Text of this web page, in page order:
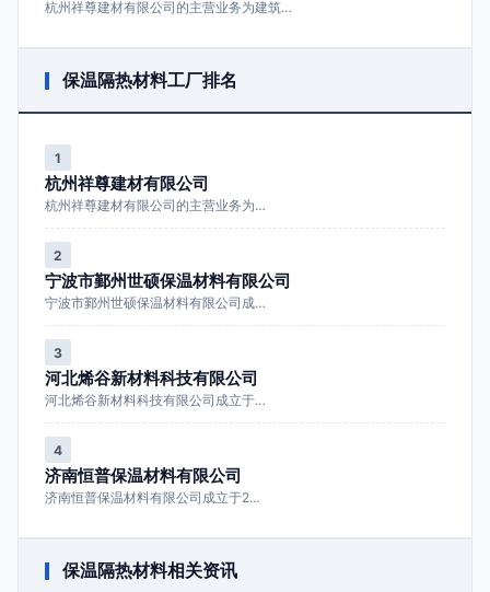
杭州祥尊建材有限公司的主营业务为建筑…
保温隔热材料工厂排名
1
杭州祥尊建材有限公司
杭州祥尊建材有限公司的主营业务为…
2
宁波市鄞州世硕保温材料有限公司
宁波市鄞州世硕保温材料有限公司成…
3
河北烯谷新材料科技有限公司
河北烯谷新材料科技有限公司成立于…
4
济南恒普保温材料有限公司
济南恒普保温材料有限公司成立于2…
保温隔热材料相关资讯